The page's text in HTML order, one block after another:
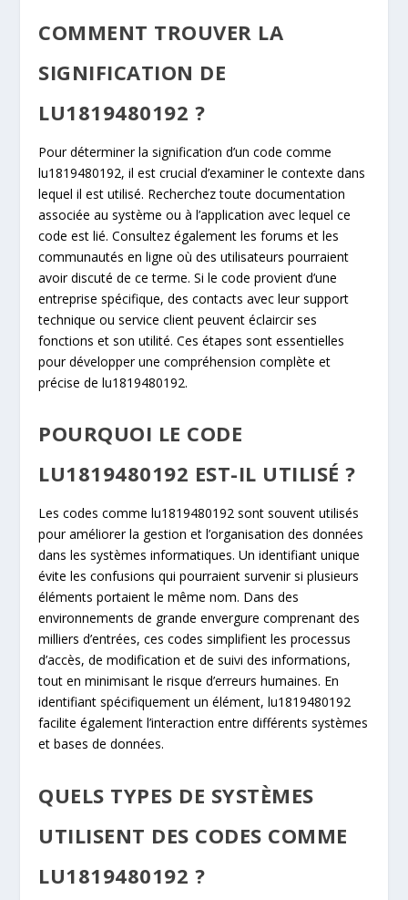
COMMENT TROUVER LA
SIGNIFICATION DE
LU1819480192 ?
Pour déterminer la signification d’un code comme
lu1819480192, il est crucial d’examiner le contexte dans
lequel il est utilisé. Recherchez toute documentation
associée au système ou à l’application avec lequel ce
code est lié. Consultez également les forums et les
communautés en ligne où des utilisateurs pourraient
avoir discuté de ce terme. Si le code provient d’une
entreprise spécifique, des contacts avec leur support
technique ou service client peuvent éclaircir ses
fonctions et son utilité. Ces étapes sont essentielles
pour développer une compréhension complète et
précise de lu1819480192.
POURQUOI LE CODE
LU1819480192 EST-IL UTILISÉ ?
Les codes comme lu1819480192 sont souvent utilisés
pour améliorer la gestion et l’organisation des données
dans les systèmes informatiques. Un identifiant unique
évite les confusions qui pourraient survenir si plusieurs
éléments portaient le même nom. Dans des
environnements de grande envergure comprenant des
milliers d’entrées, ces codes simplifient les processus
d’accès, de modification et de suivi des informations,
tout en minimisant le risque d’erreurs humaines. En
identifiant spécifiquement un élément, lu1819480192
facilite également l’interaction entre différents systèmes
et bases de données.
QUELS TYPES DE SYSTÈMES
UTILISENT DES CODES COMME
LU1819480192 ?